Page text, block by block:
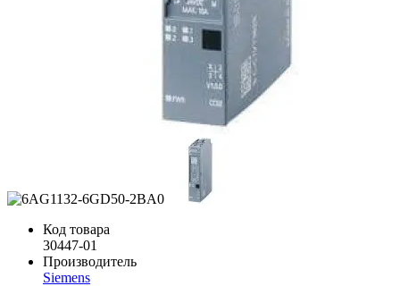
Код товара
30447-01
Производитель
Siemens